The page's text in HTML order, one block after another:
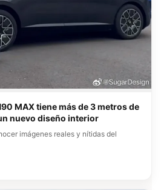
MAX tiene más de 3 metros de
nuevo diseño interior
imágenes reales y nítidas del